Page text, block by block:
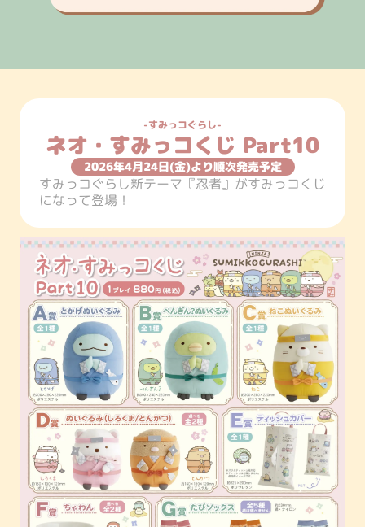
すみっコぐらし
ネオ・すみっコくじ Part10
2026年4月24日(金)より順次発売予定
すみっコぐらし新テーマ『忍者』がすみっコくじ
になって登場！